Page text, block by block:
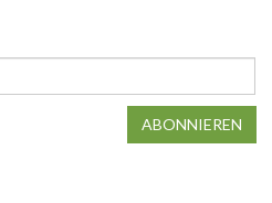
ABONNIEREN